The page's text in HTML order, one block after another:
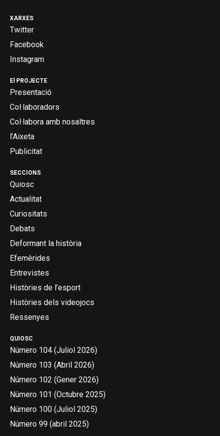
QUIOSC
Número 104 (Juliol 2026)
Número 103 (Abril 2026)
Número 102 (Gener 2026)
Número 101 (Octubre 2025)
Número 100 (Juliol 2025)
Número 99 (abril 2025)
SECCIONS
Quiosc
Actualitat
Curiositats
Debats
Deformant la història
Efemèrides
Entrevistes
Històries de l’esport
Històries dels videojocs
Ressenyes
El PROJECTE
Presentació
Col·laboradors
Col·labora amb nosaltres
l’Aixeta
Publicitat
XARXES
Twitter
Facebook
Instagram